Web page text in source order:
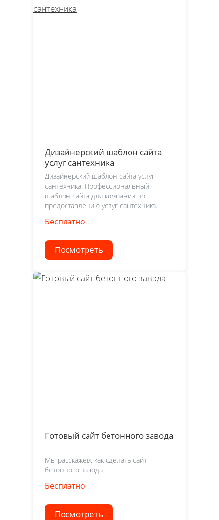
Дизайнерский шаблон сайта
услуг сантехника
Дизайнерский шаблон сайта услуг
сантехника. Профессиональный
шаблон сайта для компании по
предоставлению услуг сантехника.
Бесплатно
Посмотреть
Готовый сайт бетонного завода
Мы расскажем, как сделать сайт
бетонного завода
Бесплатно
Посмотреть